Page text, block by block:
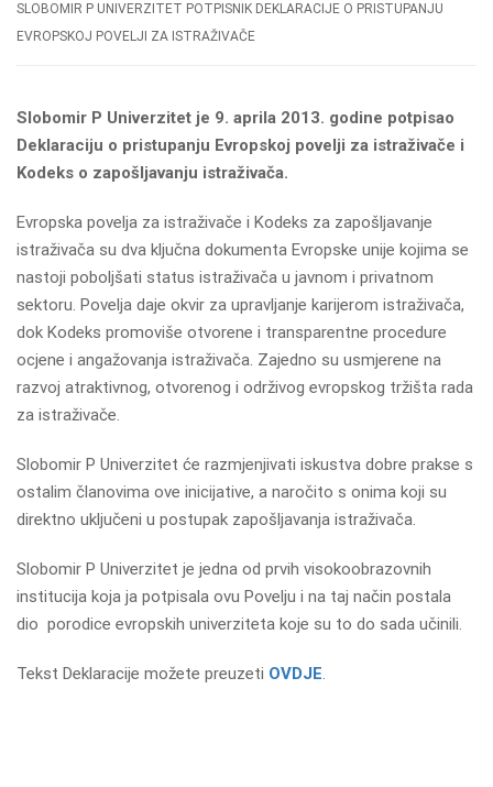
SLOBOMIR P UNIVERZITET POTPISNIK DEKLARACIJE O PRISTUPANJU
EVROPSKOJ POVELJI ZA ISTRAŽIVAČE
Slobomir P Univerzitet je 9. aprila 2013. godine potpisao
Deklaraciju o pristupanju Evropskoj povelji za istraživače i
Kodeks o zapošljavanju istraživača.
Evropska povelja za istraživače i Kodeks za zapošljavanje
istraživača su dva ključna dokumenta Evropske unije kojima se
nastoji poboljšati status istraživača u javnom i privatnom
sektoru. Povelja daje okvir za upravljanje karijerom istraživača,
dok Kodeks promoviše otvorene i transparentne procedure
ocjene i angažovanja istraživača. Zajedno su usmjerene na
razvoj atraktivnog, otvorenog i održivog evropskog tržišta rada
za istraživače.
Slobomir P Univerzitet će razmjenjivati iskustva dobre prakse s
ostalim članovima ove inicijative, a naročito s onima koji su
direktno uključeni u postupak zapošljavanja istraživača.
Slobomir P Univerzitet je jedna od prvih visokoobrazovnih
institucija koja ja potpisala ovu Povelju i na taj način postala
dio porodice evropskih univerziteta koje su to do sada učinili.
Tekst Deklaracije možete preuzeti OVDJE.